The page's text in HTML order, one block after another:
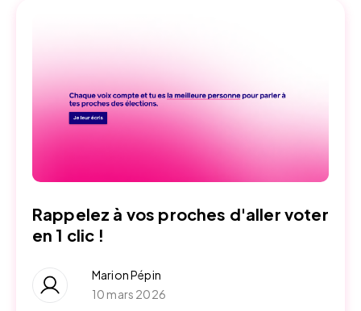
Rappelez à vos proches d'aller voter
en 1 clic !
Marion Pépin
10 mars 2026